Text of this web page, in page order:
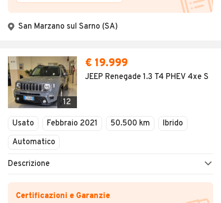
San Marzano sul Sarno (SA)
12
€ 19.999
JEEP Renegade 1.3 T4 PHEV 4xe S
Usato Febbraio 2021 50.500 km
Ibrido
Automatico
Descrizione
Certificazioni e Garanzie